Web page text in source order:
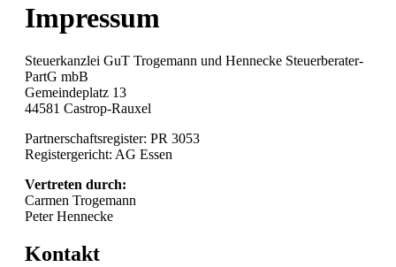
Impressum
Steuerkanzlei GuT Trogemann und Hennecke Steuerberater-
PartG mbB
Gemeindeplatz 13
44581 Castrop-Rauxel
Partnerschaftsregister: PR 3053
Registergericht: AG Essen
Vertreten durch:
Carmen Trogemann
Peter Hennecke
Kontakt